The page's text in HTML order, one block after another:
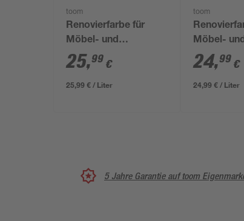
toom
Renovierfarbe für
Möbel- und
Küchenfronten taupe
seidenmatt 1 l
25,99 €
25,99 € / Liter
toom
Möbel-
seidenmatt
24,99 €
24,99 € / Liter
5 Jahre Garantie auf toom